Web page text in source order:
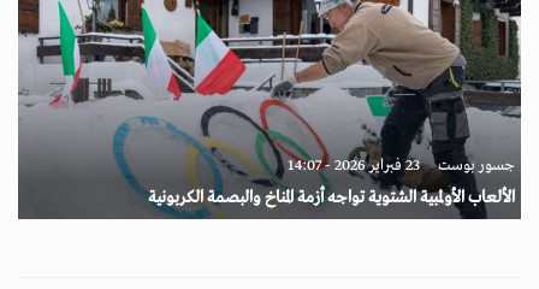
جسور بوست 23 فبراير 2026 - 14:07
الألعاب الأولمبية الشتوية تواجه أزمة المناخ والبصمة الكربونية